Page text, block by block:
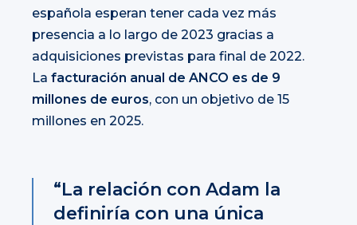
española esperan tener cada vez más
presencia a lo largo de 2023 gracias a
adquisiciones previstas para final de 2022.
La facturación anual de ANCO es de 9
millones de euros, con un objetivo de 15
millones en 2025.
“La relación con Adam la
definiría con una única